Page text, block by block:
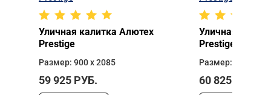
Уличная калитка Алютех
Prestige
Размер: 900 х 2085
59 925 РУБ.
Уличная
Prestige
Размер: 900 х
60 825